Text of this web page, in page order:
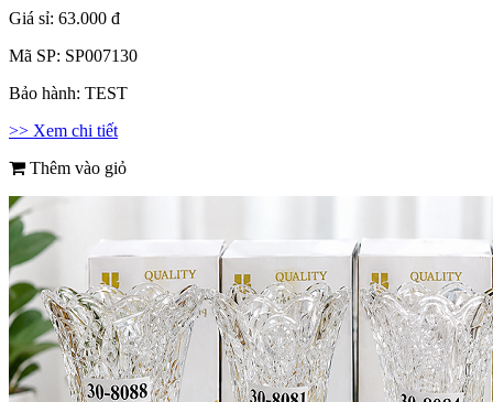
Giá sỉ: 63.000 đ
Mã SP: SP007130
Bảo hành: TEST
>> Xem chi tiết
Thêm vào giỏ